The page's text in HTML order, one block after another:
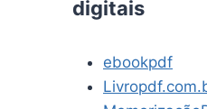
digitais
ebookpdf